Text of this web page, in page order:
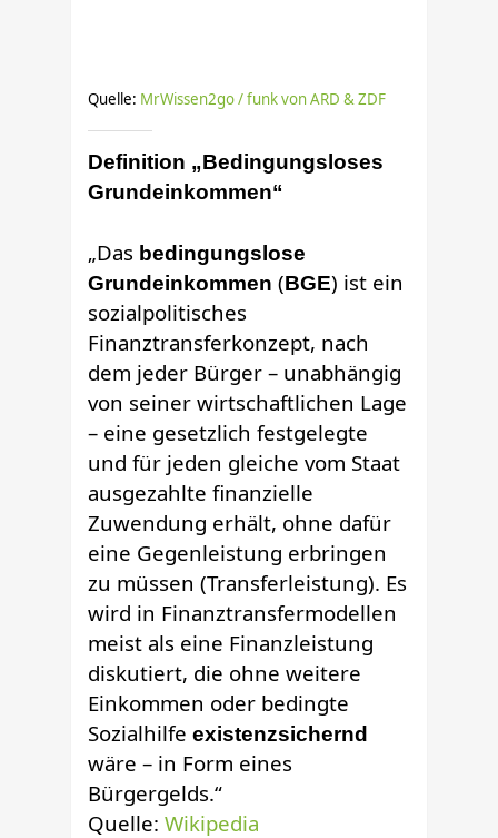
Quelle: MrWissen2go / funk von ARD & ZDF
Definition „Bedingungsloses
Grundeinkommen“
„Das bedingungslose
Grundeinkommen (BGE) ist ein
sozialpolitisches
Finanztransferkonzept, nach
dem jeder Bürger – unabhängig
von seiner wirtschaftlichen Lage
– eine gesetzlich festgelegte
und für jeden gleiche vom Staat
ausgezahlte finanzielle
Zuwendung erhält, ohne dafür
eine Gegenleistung erbringen
zu müssen (Transferleistung). Es
wird in Finanztransfermodellen
meist als eine Finanzleistung
diskutiert, die ohne weitere
Einkommen oder bedingte
Sozialhilfeexistenzsichernd
wäre – in Form eines
Bürgergelds.“
Quelle:Wikipedia